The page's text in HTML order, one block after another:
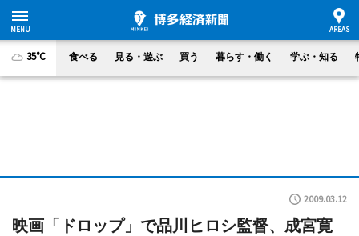
35°C 食べる 見る・遊ぶ 買う 暮らす・働く 学ぶ・知る
2009.03.12
映画「ドロップ」で品川ヒロシ監督、成宮寛